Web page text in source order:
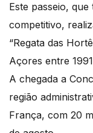
Este passeio,
competitivo,
“Regata das
Açores entre
A chegada a
região
França, com 20